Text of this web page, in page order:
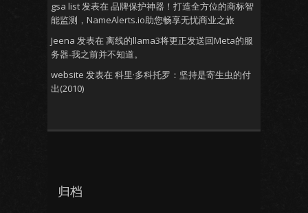
gsa list发表在 品牌保护神器！打造全方位的商标智
能监测，NameAlerts.io助您畅享无忧商业之旅
Jeena 发表在 离线的llama3将更正发送回Meta的服
务器-我之前并不知道。
website 发表在 科里·多科托罗：坚持是寄生虫的付
出(2010)
归档